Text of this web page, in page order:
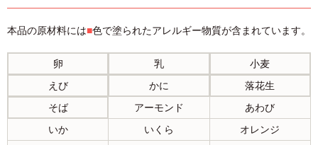
本品の原材料には■色で塗られたアレルギー物質が含まれています。
卵 乳
小麦
えび
かに
落花生
そば
アーモンド
あわび
いか
いくら
オレンジ